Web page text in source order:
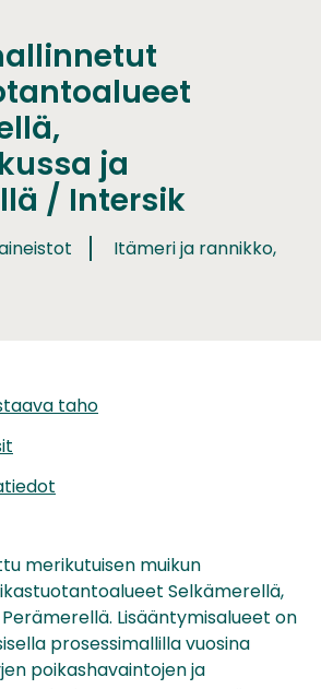
ja
/ Intersik
Itämeri ja rannikko,
taho
merikutuisen muikun
Selkämerellä,
Lisääntymisalueet on
prosessimallilla vuosina
poikashavaintojen ja